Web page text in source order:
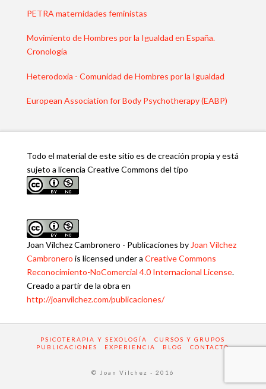
PETRA maternidades feministas
Movimiento de Hombres por la Igualdad en España.
Cronología
Heterodoxia - Comunidad de Hombres por la Igualdad
European Association for Body Psychotherapy (EABP)
Todo el material de este sitio es de creación propia y está
sujeto a licencia Creative Commons del tipo
Joan Vílchez Cambronero - Publicaciones by Joan Vílchez
Cambronero is licensed under a Creative Commons
Reconocimiento-NoComercial 4.0 Internacional License.
Creado a partir de la obra en
http://joanvilchez.com/publicaciones/
PSICOTERAPIA Y SEXOLOGÍA
CURSOS Y GRUPOS
PUBLICACIONES
EXPERIENCIA BLOG CONTACTO
© Joan Vilchez - 2016